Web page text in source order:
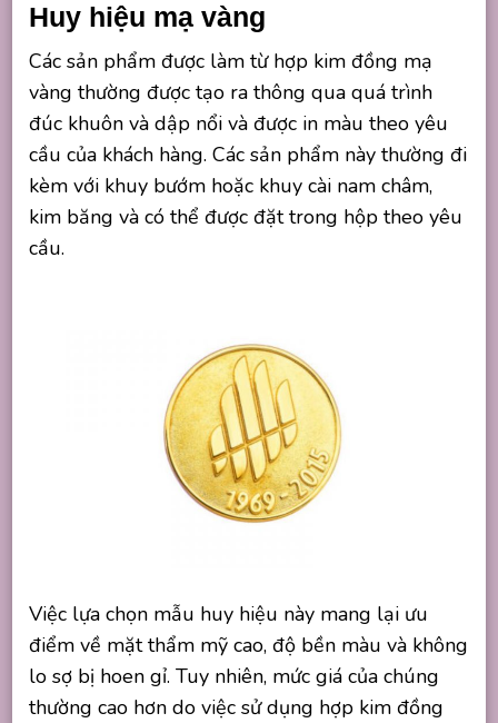
Huy hiệu mạ vàng
Các sản phẩm được làm từ hợp kim đồng mạ
vàng thường được tạo ra thông qua quá trình
đúc khuôn và dập nổi và được in màu theo yêu
cầu của khách hàng. Các sản phẩm này thường đi
kèm với khuy bướm hoặc khuy cài nam châm,
kim băng và có thể được đặt trong hộp theo yêu
cầu.
Việc lựa chọn mẫu huy hiệu này mang lại ưu
điểm về mặt thẩm mỹ cao, độ bền màu và không
lo sợ bị hoen gỉ. Tuy nhiên, mức giá của chúng
thường cao hơn do việc sử dụng hợp kim đồng